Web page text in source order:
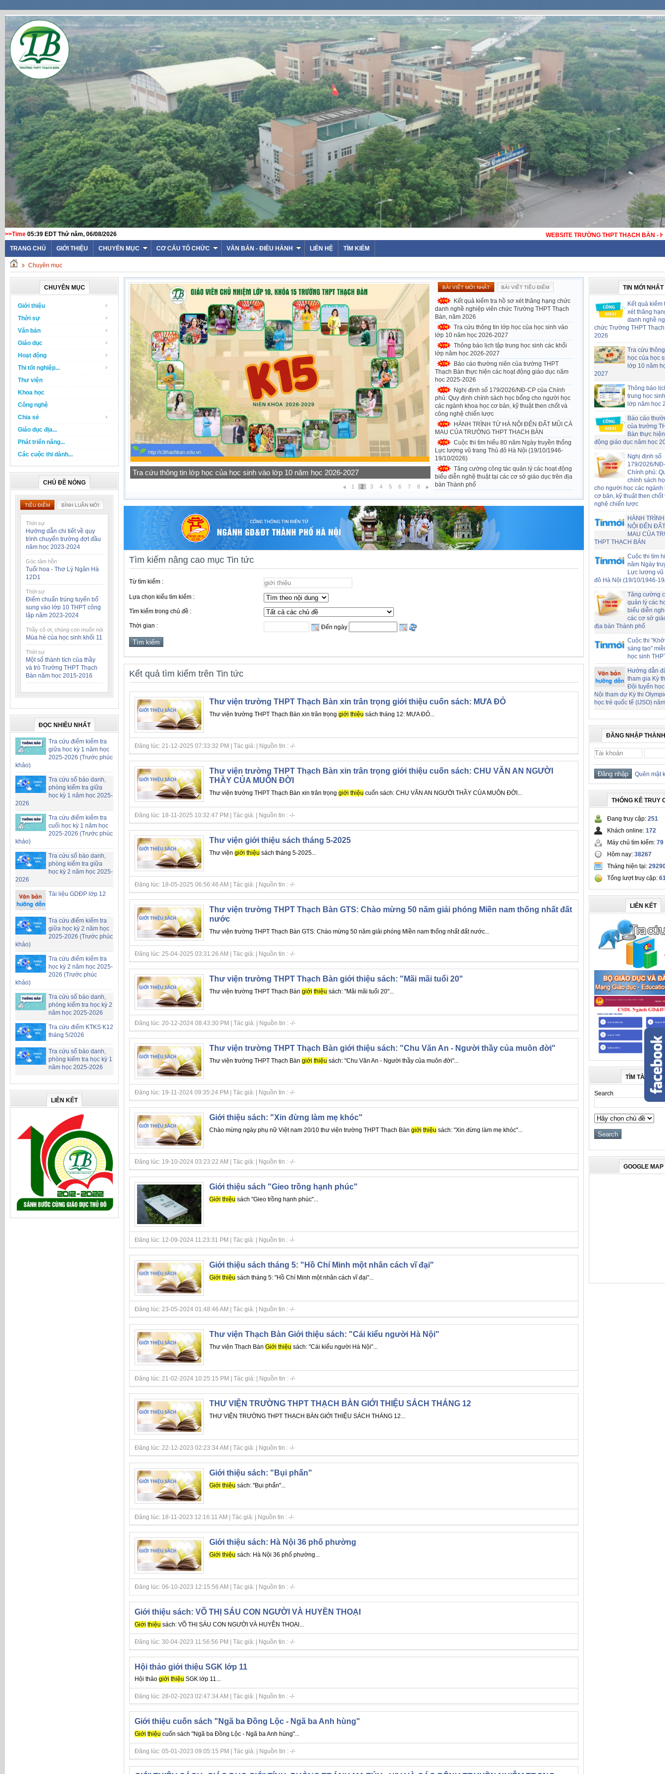
>>Time 05:39 EDT Thứ năm, 06/08/2026
WEBSITE TRƯỜNG THPT THẠCH BÀN - HÀ NỘI - TRƯỜNG THPT CÔNG LẬP ĐẠT
TRANG CHỦ
GIỚI THIỆU CHUYÊN MỤC CƠ CẤU TỔ CHỨC VĂN BẢN - ĐIỀU HÀNH LIÊN HỆ TÌM KIẾM
Chuyên mục
CHUYÊN MỤC
Giới thiệu
Thời sự
Văn bản
Giáo dục
Hoạt động
Thi tốt nghiệp...
Thư viện
Khoa học
Công nghệ
Chia sẻ
Giáo dục địa...
Phát triển năng...
Các cuộc thi dành...
CHỦ ĐỀ NÓNG
TIÊU ĐIỂM BÌNH LUẬN MỚI
Thời sự
Hướng dẫn chi tiết về quy
trình chuyển trường đợt đầu
năm học 2023-2024
Góc tâm hồn
Tuổi hoa - Thơ Lý Ngân Hà
12D1
Thời sự
Điểm chuẩn trúng tuyển bổ
sung vào lớp 10 THPT công
lập năm 2023-2024
Thầy cô ơi, chúng con muốn nói
Mùa hè của học sinh khối 11
Thời sự
Một số thành tích của thầy
và trò Trường THPT Thạch
Bàn năm học 2015-2016
ĐỌC NHIỀU NHẤT
Tra cứu điểm kiểm tra
giữa học kỳ 1 năm học
2025-2026 (Trước phúc
khảo)
Tra cứu số báo danh,
phòng kiểm tra giữa
học kỳ 1 năm học 2025-
2026
Tra cứu điểm kiểm tra
cuối học kỳ 1 năm học
2025-2026 (Trước phúc
khảo)
Tra cứu số báo danh,
phòng kiểm tra giữa
học kỳ 2 năm học 2025-
2026
Tài liệu GDĐP lớp 12
Tra cứu điểm kiểm tra
giữa học kỳ 2 năm học
2025-2026 (Trước phúc
khảo)
Tra cứu điểm kiểm tra
học kỳ 2 năm học 2025-
2026 (Trước phúc
khảo)
Tra cứu số báo danh,
phòng kiểm tra học kỳ 2
năm học 2025-2026
Tra cứu điểm KTKS K12
tháng 5/2026
Tra cứu số báo danh,
phòng kiểm tra học kỳ 1
năm học 2025-2026
LIÊN KẾT
Thông báo lịch tập trung học sinh các khối lớp năm học 2026-2027
1 2 3 4 5 6 7 8
BÀI VIẾT MỚI NHẤT BÀI VIẾT TIÊU ĐIỂM
Kết quả kiểm tra hồ sơ xét thăng hạng chức
danh nghề nghiệp viên chức Trường THPT Thạch
Bàn, năm 2026
Tra cứu thông tin lớp học của học sinh vào
lớp 10 năm học 2026-2027
Thông báo lịch tập trung học sinh các khối
lớp năm học 2026-2027
Báo cáo thường niên của trường THPT
Thạch Bàn thực hiện các hoạt động giáo dục năm
học 2025-2026
Nghị định số 179/2026/NĐ-CP của Chính
phủ: Quy định chính sách học bổng cho người học
các ngành khoa học cơ bản, kỹ thuật then chốt và
công nghệ chiến lược
HÀNH TRÌNH TỪ HÀ NỘI ĐẾN ĐẤT MŨI CÀ
MAU CỦA TRƯỜNG THPT THẠCH BÀN
Cuộc thi tìm hiểu 80 năm Ngày truyền thống
Lực lượng vũ trang Thủ đô Hà Nội (19/10/1946-
19/10/2026)
Tăng cường công tác quản lý các hoạt động
biểu diễn nghệ thuật tại các cơ sở giáo dục trên địa
bàn Thành phố
Tìm kiếm nâng cao mục Tin tức
Từ tìm kiếm :
Lựa chọn kiểu tìm kiếm :
Tìm kiếm trong chủ đề :
Thời gian : Đến ngày
Kết quả tìm kiếm trên Tin tức
Thư viện trường THPT Thạch Bàn xin trân trọng giới thiệu cuốn sách: MƯA ĐỎ
Thư viện trường THPT Thạch Bàn xin trân trọng giới thiệu sách tháng 12: MƯA ĐỎ...
Đăng lúc: 21-12-2025 07:33:32 PM | Tác giả: | Nguồn tin : -/-
Thư viện trường THPT Thạch Bàn xin trân trọng giới thiệu cuốn sách: CHU VĂN AN NGƯỜI
THẦY CỦA MUÔN ĐỜI
Thư viện trường THPT Thạch Bàn xin trân trọng giới thiệu cuốn sách: CHU VĂN AN NGƯỜI THẦY CỦA MUÔN ĐỜI...
Đăng lúc: 18-11-2025 10:32:47 PM | Tác giả: | Nguồn tin : -/-
Thư viện giới thiệu sách tháng 5-2025
Thư viện giới thiệu sách tháng 5-2025...
Đăng lúc: 18-05-2025 06:56:46 AM | Tác giả: | Nguồn tin : -/-
Thư viện trường THPT Thạch Bàn GTS: Chào mừng 50 năm giải phóng Miền nam thống nhất đất
nước
Thư viện trường THPT Thạch Bàn GTS: Chào mừng 50 năm giải phóng Miền nam thống nhất đất nước...
Đăng lúc: 25-04-2025 03:31:26 AM | Tác giả: | Nguồn tin : -/-
Thư viện trường THPT Thạch Bàn giới thiệu sách: "Mãi mãi tuổi 20"
Thư viện trường THPT Thạch Bàn giới thiệu sách: "Mãi mãi tuổi 20"...
Đăng lúc: 20-12-2024 08:43:30 PM | Tác giả: | Nguồn tin : -/-
Thư viện trường THPT Thạch Bàn giới thiệu sách: "Chu Văn An - Người thầy của muôn đời"
Thư viện trường THPT Thạch Bàn giới thiệu sách: "Chu Văn An - Người thầy của muôn đời"...
Đăng lúc: 19-11-2024 09:35:24 PM | Tác giả: | Nguồn tin : -/-
Giới thiệu sách: "Xin đừng làm mẹ khóc"
Chào mừng ngày phụ nữ Việt nam 20/10 thư viện trường THPT Thạch Bàn giới thiệu sách: "Xin đừng làm mẹ khóc"...
Đăng lúc: 19-10-2024 03:23:22 AM | Tác giả: | Nguồn tin : -/-
Giới thiệu sách "Gieo trồng hạnh phúc"
Giới thiệu sách "Gieo trồng hạnh phúc"...
Đăng lúc: 12-09-2024 11:23:31 PM | Tác giả: | Nguồn tin : -/-
Giới thiệu sách tháng 5: "Hồ Chí Minh một nhân cách vĩ đại"
Giới thiệu sách tháng 5: "Hồ Chí Minh một nhân cách vĩ đại"...
Đăng lúc: 23-05-2024 01:48:46 AM | Tác giả: | Nguồn tin : -/-
Thư viện Thạch Bàn Giới thiệu sách: "Cái kiểu người Hà Nội"
Thư viện Thạch Bàn Giới thiệu sách: "Cái kiểu người Hà Nội"...
Đăng lúc: 21-02-2024 10:25:15 PM | Tác giả: | Nguồn tin : -/-
THƯ VIỆN TRƯỜNG THPT THẠCH BÀN GIỚI THIỆU SÁCH THÁNG 12
THƯ VIỆN TRƯỜNG THPT THẠCH BÀN GIỚI THIỆU SÁCH THÁNG 12...
Đăng lúc: 22-12-2023 02:23:34 AM | Tác giả: | Nguồn tin : -/-
Giới thiệu sách: "Bụi phấn"
Giới thiệu sách: "Bụi phấn"...
Đăng lúc: 18-11-2023 12:16:11 AM | Tác giả: | Nguồn tin : -/-
Giới thiệu sách: Hà Nội 36 phố phường
Giới thiệu sách: Hà Nội 36 phố phường...
Đăng lúc: 06-10-2023 12:15:56 AM | Tác giả: | Nguồn tin : -/-
Giới thiệu sách: VÕ THỊ SÁU CON NGƯỜI VÀ HUYỀN THOẠI
Giới thiệu sách: VÕ THỊ SÁU CON NGƯỜI VÀ HUYỀN THOẠI...
Đăng lúc: 30-04-2023 11:56:56 PM | Tác giả: | Nguồn tin : -/-
Hội thảo giới thiệu SGK lớp 11
Hội thảo giới thiệu SGK lớp 11...
Đăng lúc: 28-02-2023 02:47:34 AM | Tác giả: | Nguồn tin : -/-
Giới thiệu cuốn sách "Ngã ba Đồng Lộc - Ngã ba Anh hùng"
Giới thiệu cuốn sách "Ngã ba Đồng Lộc - Ngã ba Anh hùng"...
Đăng lúc: 05-01-2023 09:05:15 PM | Tác giả: | Nguồn tin : -/-
TIN MỚI NHẤT
Kết quả kiểm
xét thăng
danh nghề
chức Trường THPT
2026
Tra cứu
học của học
lớp 10 năm
2027
Thông báo
trung học
lớp năm học
Báo cáo
của trường
Bàn thực
động giáo dục năm học
Nghị định số
179/2026/
Chính phủ:
chính sách
cho người học các ngành
cơ bản, kỹ thuật then chốt
nghệ chiến lược
HÀNH
NỘI ĐẾN
MAU CỦA
THPT THẠCH BÀN
Cuộc thi tìm
năm Ngày
Lực lượng vũ
đô Hà Nội (19/10/1946-
Tăng cường
quản lý các
biểu diễn
các cơ sở
địa bàn Thành phố
Cuộc thi
sáng tạo"
học sinh
Hướng dẫn
tham gia Kỳ
Đội tuyển
Nội tham dự Kỳ thi
học trẻ quốc tế (IJSO)
ĐĂNG NHẬP
Quên mật
THỐNG KÊ TRUY
Đang truy cập: 251
Khách online: 172
Máy chủ tìm kiếm: 79
Hôm nay: 38267
Tháng hiện tại:
Tổng lượt truy cập:
LIÊN KẾT
TÌM TÀI LIỆU
Search
GOOGLE MAP